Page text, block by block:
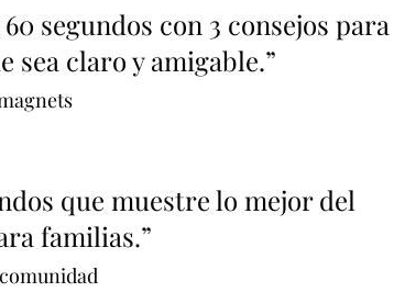
segundos con 3 consejos para
claro y amigable.”
que muestre lo mejor del
familias.”